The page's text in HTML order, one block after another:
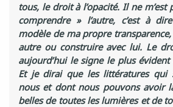
tous, le droit à l’opacité. Il ne m’est
comprendre » l’autre, c’est à
modèle de ma propre
autre ou construire avec lui. Le
aujourd’hui le signe le plus
Et je dirai que les littératures qui
nous et dont nous pouvons avoir
belles de toutes les lumières et de